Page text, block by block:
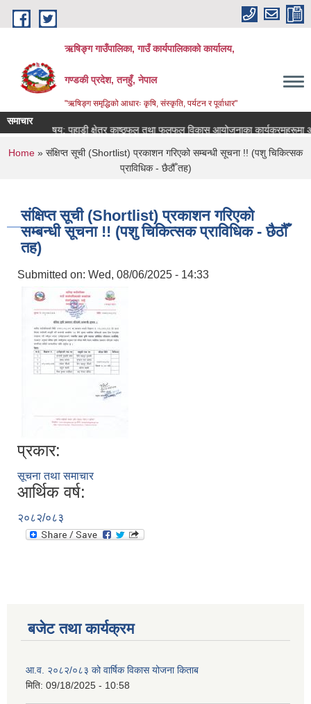
Skip to main content
ऋषिङ्ग गाउँपालिका, गाउँ कार्यपालिकाको कार्यालय,
गण्डकी प्रदेश, तनहुँ, नेपाल
"ऋषिङ्ग समृद्धिको आधारः कृषि, संस्कृति, पर्यटन र पूर्वाधार"
समाचार
विषय: पहाडी क्षेत्र काष्ठफल तथा फलफूल विकास आयोजनाका कार्यक्रमहरूमा
You are here
Home » संक्षिप्त सूची (Shortlist) प्रकाशन गरिएको सम्बन्धी सूचना !! (पशु चिकित्सक
प्राविधिक - छैठौँ तह)
संक्षिप्त सूची (Shortlist) प्रकाशन गरिएको
सम्बन्धी सूचना !! (पशु चिकित्सक प्राविधिक - छैठौँ
तह)
Submitted on: Wed, 08/06/2025 - 14:33
प्रकार:
सूचना तथा समाचार
आर्थिक वर्ष:
२०८२/०८३
बजेट तथा कार्यक्रम
आ.व. २०८२/०८३ को वार्षिक विकास योजना किताब
मिति: 09/18/2025 - 10:58